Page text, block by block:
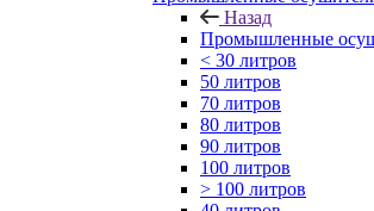
Назад
Промышленные
< 30 литров
50 литров
70 литров
80 литров
90 литров
100 литров
> 100 литров